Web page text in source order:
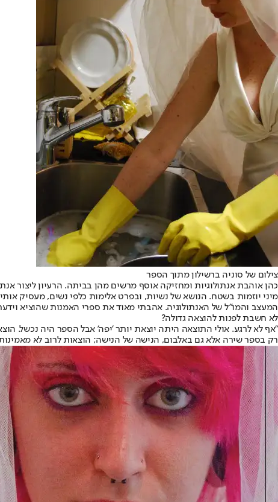
צילום של סוניה ברשילון מתוך הספר
כהן אוהבת אנתולוגיות ומחזיקה אוסף מרשים מהן בביתה. הרעיון ליצור
מיני יוזמות בשטח. הנושא של נשיות, ובפרט אלימות כלפי נשים, מעסיק
המעצב והמו"ל של האנתולוגיה. אהבתי מאוד את ספרי האמנות שהוציא וידעתי
לא חשבת לפנות להוצאה גדולה?
"אף לא לרגע. אולי התוצאה היתה יוצאת יותר 'יפה' אבל הספר היה נכשל.
רק בספר שירה אלא גם באלבום, הנישה של הנישה; הוצאות לרוב לא